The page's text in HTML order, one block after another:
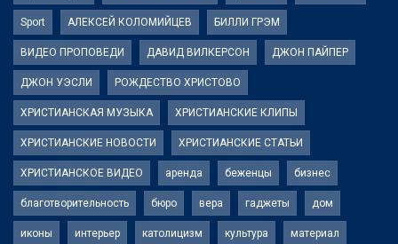
Sport АЛЕКСЕЙ КОЛОМИЙЦЕВ БИЛЛИ ГРЭМ
ВИДЕО ПРОПОВЕДИ ДАВИД ВИЛКЕРСОН ДЖОН ПАЙПЕР
ДЖОН УЭСЛИ РОЖДЕСТВО ХРИСТОВО
ХРИСТИАНСКАЯ МУЗЫКА ХРИСТИАНСКИЕ КЛИПЫ
ХРИСТИАНСКИЕ НОВОСТИ ХРИСТИАНСКИЕ СТАТЬИ
ХРИСТИАНСКОЕ ВИДЕО аренда беженцы бизнес
благотворительность бюро вера гаджеты дом
иконы интерьер католицизм культура материал